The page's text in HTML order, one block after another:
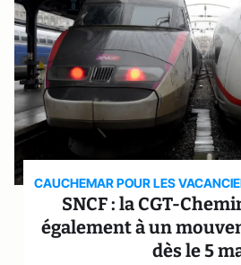
CAUCHEMAR POUR LES
SNCF : la CGT-
également à un
dès le 5